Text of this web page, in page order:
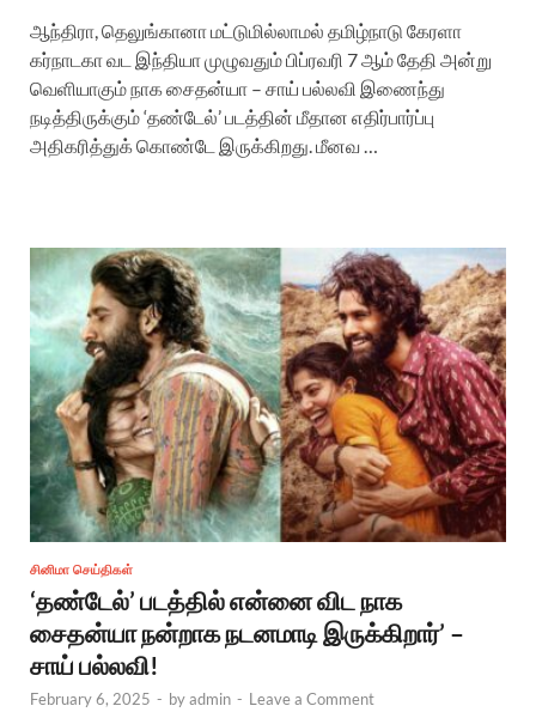
ஆந்திரா, தெலுங்கானா மட்டுமில்லாமல் தமிழ்நாடு கேரளா
கர்நாடகா வட இந்தியா முழுவதும் பிப்ரவரி 7 ஆம் தேதி அன்று
வெளியாகும் நாக சைதன்யா – சாய் பல்லவி இணைந்து
நடித்திருக்கும் ‘தண்டேல்’ படத்தின் மீதான எதிர்பார்ப்பு
அதிகரித்துக் கொண்டே இருக்கிறது. மீனவ …
சினிமா செய்திகள்
‘தண்டேல்’ படத்தில் என்னை விட நாக
சைதன்யா நன்றாக நடனமாடி இருக்கிறார்’ –
சாய் பல்லவி!
February 6, 2025 - byadmin - Leave a Comment